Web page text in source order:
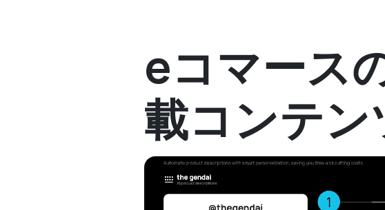
eコマース
載コンテン